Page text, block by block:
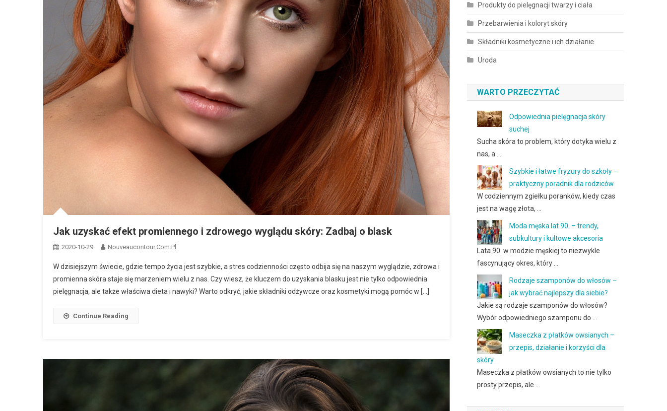
Jak uzyskać efekt promiennego i zdrowego wyglądu skóry: Zadbaj o blask
2020-10-29 Nouveaucontour.com.pl
W dzisiejszym świecie, gdzie tempo życia jest szybkie, a stres codzienności często odbija się na naszym wyglądzie, zdrowa i
promienna skóra staje się marzeniem wielu z nas. Czy wiesz, że kluczem do uzyskania blasku jest nie tylko odpowiednia
pielęgnacja, ale także właściwa dieta i nawyki? Warto odkryć, jakie składniki odżywcze oraz kosmetyki mogą pomóc w […]
Continue Reading
Produkty do pielęgnacji twarzy i ciała
Przebarwienia i koloryt skóry
Składniki kosmetyczne i ich działanie
Uroda
WARTO PRZECZYTAĆ
Odpowiednia pielęgnacja skóry
suchej
Sucha skóra to problem, który dotyka wielu z
nas, a …
Szybkie i łatwe fryzury do szkoły –
praktyczny poradnik dla rodziców
W codziennym zgiełku poranków, kiedy czas
jest na wagę złota, …
Moda męska lat 90. – trendy,
subkultury i kultowe akcesoria
Lata 90. w modzie męskiej to niezwykle
fascynujący okres, który …
Rodzaje szamponów do włosów –
jak wybrać najlepszy dla siebie?
Jakie są rodzaje szamponów do włosów?
Wybór odpowiedniego szamponu do …
Maseczka z płatków owsianych –
przepis, działanie i korzyści dla
skóry
Maseczka z płatków owsianych to nie tylko
prosty przepis, ale …